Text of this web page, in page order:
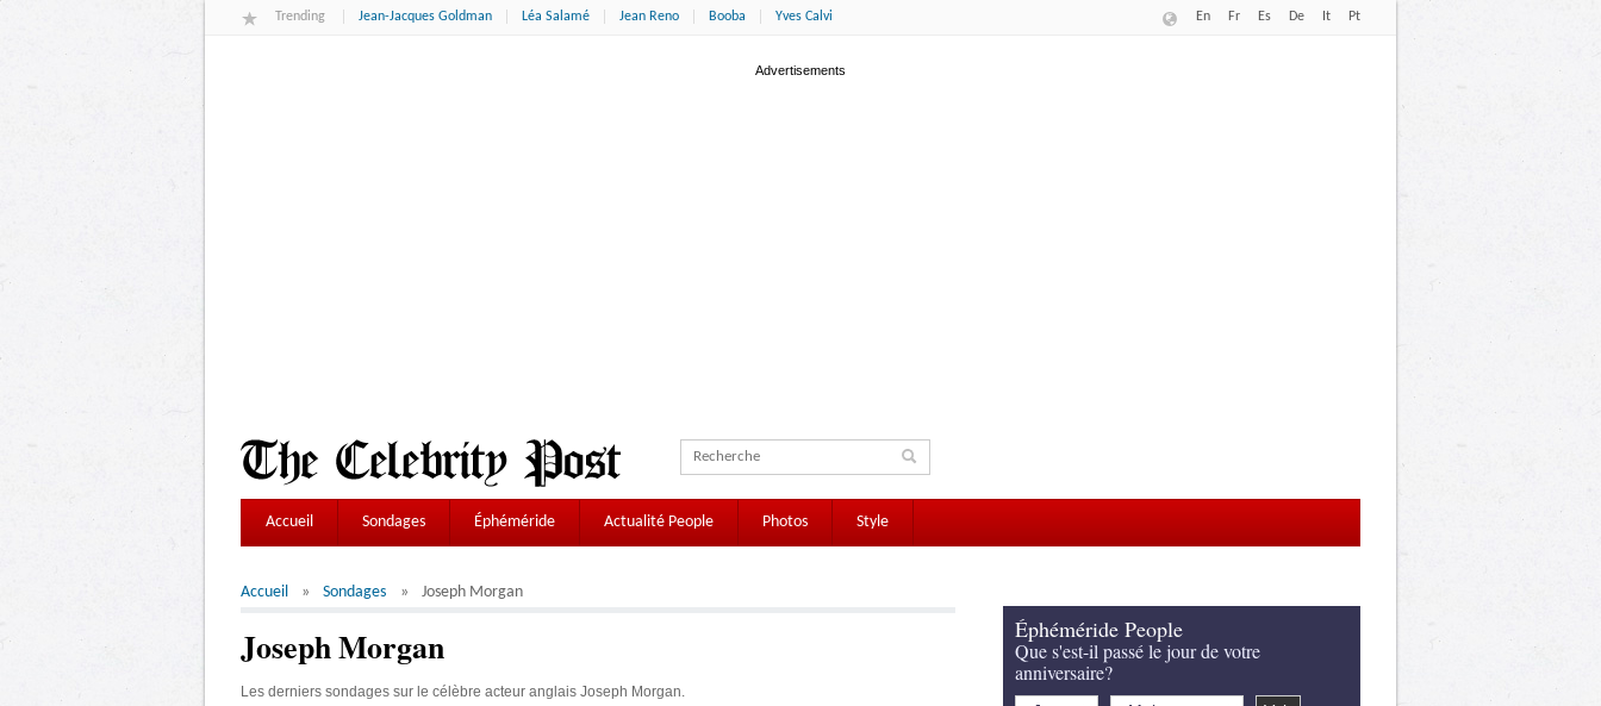
Trending Jean-Jacques Goldman Léa Salamé Jean Reno Booba Yves Calvi En Fr Es De It Pt
Accueil Sondages Éphéméride Actualité People Photos Style
Accueil Sondages Joseph Morgan
Joseph Morgan
Les derniers sondages sur le célèbre acteur anglais Joseph Morgan.
Éphéméride People
Que s'est-il passé le jour de votre
anniversaire?